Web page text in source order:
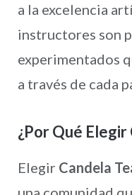
a la excelencia
instructores son
experimentados
a través de cada
¿Por Qué
Elegir Candela